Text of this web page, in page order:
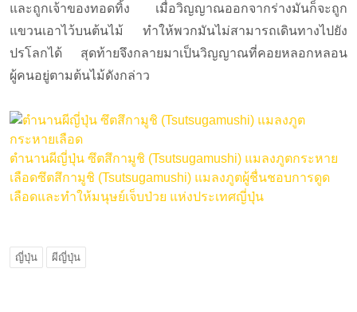
และถูกเจ้าของทอดทิ้ง เมื่อวิญญาณออกจากร่างมันก็จะถูก
แขวนเอาไว้บนต้นไม้ ทำให้พวกมันไม่สามารถเดินทางไปยัง
ปรโลกได้ สุดท้ายจึงกลายมาเป็นวิญญาณที่คอยหลอกหลอน
ผู้คนอยู่ตามต้นไม้ดังกล่าว
ตำนานผีญี่ปุ่น ซึตสึกามูชิ (Tsutsugamushi) แมลงภูตกระหาย
เลือดซึตสึกามูชิ (Tsutsugamushi) แมลงภูตผู้ชื่นชอบการดูด
เลือดและทำให้มนุษย์เจ็บป่วย แห่งประเทศญี่ปุ่น
ญี่ปุ่น ผีญี่ปุ่น